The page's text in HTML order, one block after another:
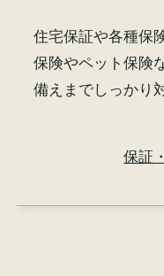
住宅保証や各種保
保険やペット保険
備えまでしっかり
保証